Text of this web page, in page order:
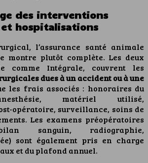
des interventions
hospitalisations
l’assurance santé animale
montre plutôt complète. Les deux
comme Intégrale, couvrent les
dues à un accident ou à une
les frais associés : honoraires du
matériel utilisé,
opératoire, surveillance, soins de
Les examens préopératoires
sanguin, radiographie,
sont également pris en charge
et du plafond annuel.